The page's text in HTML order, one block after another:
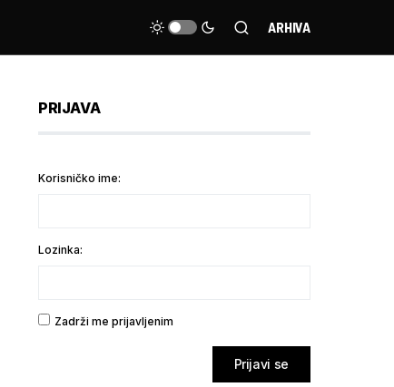
ARHIVA
PRIJAVA
Korisničko ime:
Lozinka:
Zadrži me prijavljenim
Prijavi se